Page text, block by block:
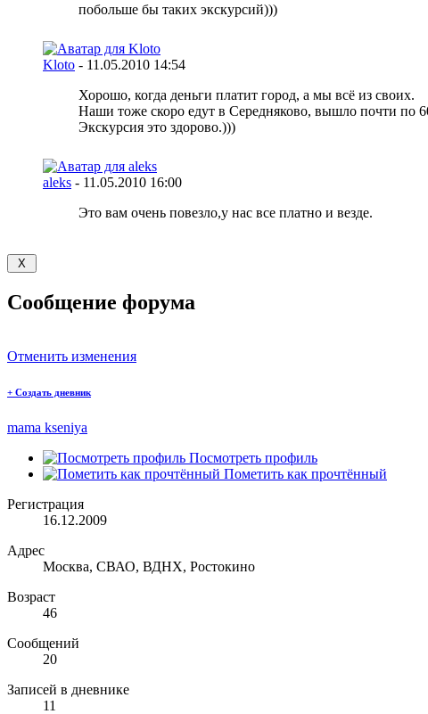
побольше бы таких экскурсий)))
Kloto - 11.05.2010 14:54
Хорошо, когда деньги платит город, а мы всё из своих.
Наши тоже скоро едут в Середняково, вышло почти по
Экскурсия это здорово.)))
aleks - 11.05.2010 16:00
Это вам очень повезло,у нас все платно и везде.
Сообщение форума
Отменить изменения
+ Создать дневник
mama kseniya
Посмотреть профиль
Пометить как прочтённый
Регистрация
16.12.2009
Адрес
Москва, СВАО, ВДНХ, Ростокино
Возраст
46
Сообщений
20
Записей в дневнике
11